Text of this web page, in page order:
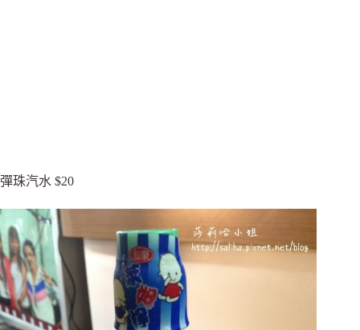
彈珠汽水 $20